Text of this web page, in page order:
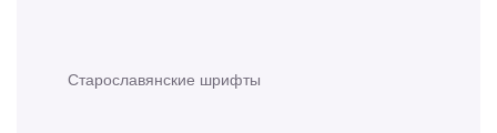
Старославянские шрифты